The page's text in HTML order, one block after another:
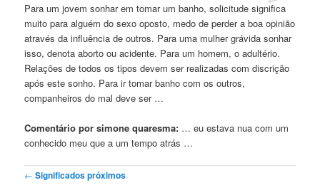
Paraum jovem sonhar em tomarum banho, solicitude significa
muito para alguém do sexo oposto, medode perder a boa opinião
através da influênciade outros. Para uma mulher grávida sonhar
isso, denota aborto ou acidente. Paraum homem, o adultério.
Relaçõesde todos os tipos devem ser realizadas com discrição
após este sonho. Para ir tomar banho com os outros,
companheiros do mal deve ser …
Comentário por simone quaresma: … eu estava nua comum
conhecido meu que aum tempo atrás …
Post navigation
← Significados próximos